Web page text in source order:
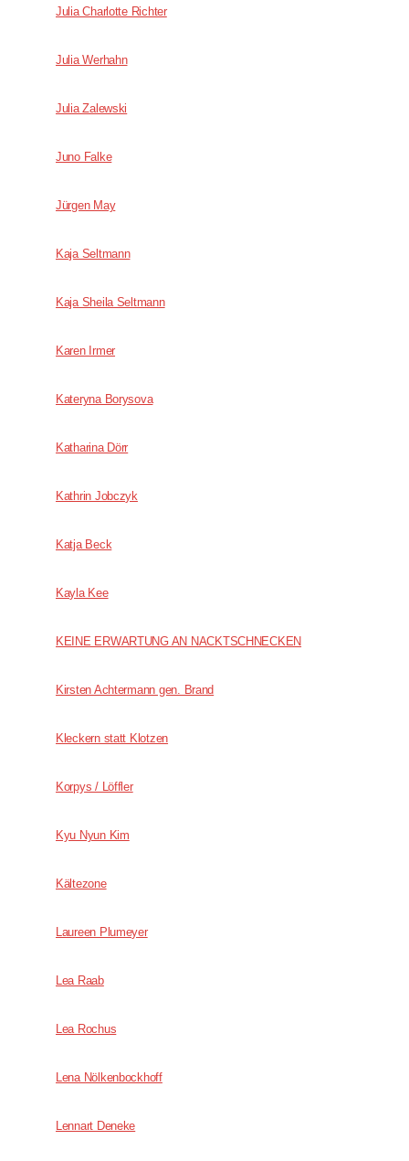
Julia Charlotte Richter
Julia Werhahn
Julia Zalewski
Juno Falke
Jürgen May
Kaja Seltmann
Kaja Sheila Seltmann
Karen Irmer
Kateryna Borysova
Katharina Dörr
Kathrin Jobczyk
Katja Beck
Kayla Kee
KEINE ERWARTUNG AN NACKTSCHNECKEN
Kirsten Achtermann gen. Brand
Kleckern statt Klotzen
Korpys / Löffler
Kyu Nyun Kim
Kältezone
Laureen Plumeyer
Lea Raab
Lea Rochus
Lena Nölkenbockhoff
Lennart Deneke